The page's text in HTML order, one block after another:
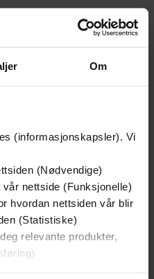
Om
(informasjonskapsler). Vi
(Nødvendige)
nettside (Funksjonelle)
hvordan nettsiden vår blir
(Statistiske)
relevante produkter,